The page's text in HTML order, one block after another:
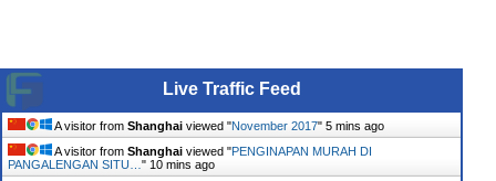
Live Traffic Feed
A visitor from Shanghai viewed "November 2017" 5 mins ago
A visitor from Shanghai viewed "PENGINAPAN MURAH DI
PANGALENGAN SITU… " 10 mins ago